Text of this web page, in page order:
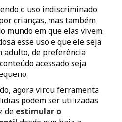
o uso indiscriminado
crianças, mas também
mundo em que elas vivem.
esse uso e que ele seja
adulto, de preferência
acessado seja
agora virou ferramenta
podem ser utilizadas
de estimular o